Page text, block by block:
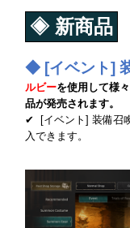
◈ 新商品
◆ [イベント]
ルビーを使用して様
品が発売されます。
✔ [イベント] 装備召
入できます。